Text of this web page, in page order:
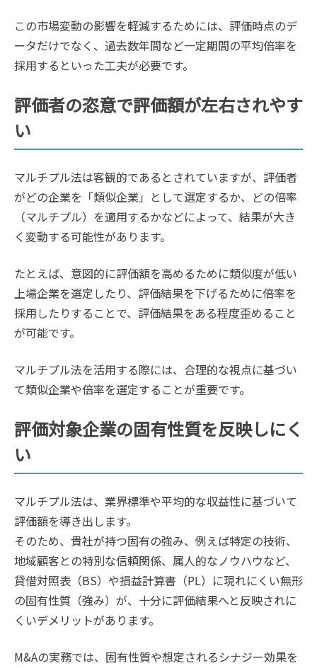
この市場変動の影響を軽減するためには、評価時点のデ
ータだけでなく、過去数年間など一定期間の平均倍率を
採用するといった工夫が必要です。
評価者の恣意で評価額が左右されやす
い
マルチプル法は客観的であるとされていますが、評価者
がどの企業を「類似企業」として選定するか、どの倍率
（マルチプル）を適用するかなどによって、結果が大き
く変動する可能性があります。
たとえば、意図的に評価額を高めるために類似度が低い
上場企業を選定したり、評価結果を下げるために倍率を
採用したりすることで、評価結果をある程度歪めること
が可能です。
マルチプル法を活用する際には、合理的な視点に基づい
て類似企業や倍率を選定することが重要です。
評価対象企業の固有性質を反映しにく
い
マルチプル法は、業界標準や平均的な収益性に基づいて
評価額を導き出します。
そのため、貴社が持つ固有の強み、例えば特定の技術、
地域顧客との特別な信頼関係、属人的なノウハウなど、
貸借対照表（BS）や損益計算書（PL）に現れにくい無形
の固有性質（強み）が、十分に評価結果へと反映されに
くいデメリットがあります。
M&Aの実務では、固有性質や想定されるシナジー効果を